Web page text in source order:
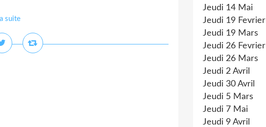
suite
Jeudi 14 Mai
Jeudi 19 Fevrier
Jeudi 19 Mars
Jeudi 26 Fevrier
Jeudi 26 Mars
Jeudi 2 Avril
Jeudi 30 Avril
Jeudi 5 Mars
Jeudi 7 Mai
Jeudi 9 Avril